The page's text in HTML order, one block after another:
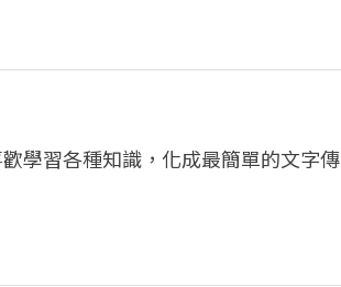
學習各種知識，化成最簡單的文字傳